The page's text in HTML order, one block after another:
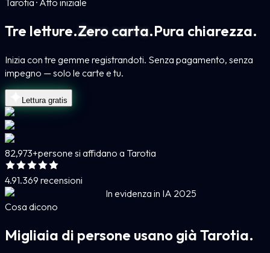
Tre letture.Zero carta.Pura chiarezza.
Inizia con tre gemme registrandoti. Senza pagamento, senza
impegno — solo le carte e tu.
Lettura gratis
82,973+persone si affidano a Tarotia
4.91.369 recensioni
In evidenza in IA 2025
Cosa dicono
Migliaia di persone usano già Tarotia.